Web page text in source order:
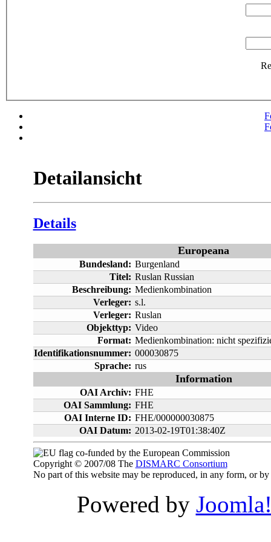
Detailansicht
Details
Europeana
Bundesland: Burgenland
Titel: Ruslan Russian
Beschreibung: Medienkombination
Verleger: s.l.
Verleger: Ruslan
Objekttyp: Video
Format: Medienkombination: nicht
Identifikationsnummer: 000030875
Sprache: rus
Information
OAI Archiv: FHE
OAI Sammlung: FHE
OAI Interne ID: FHE/000000030875
OAI Datum: 2013-02-19T01:38:40Z
co-funded by the European Commission
Copyright © 2007/08 The DISMARC Consortium
No part of this website may be reproduced, in any form, or
Powered by